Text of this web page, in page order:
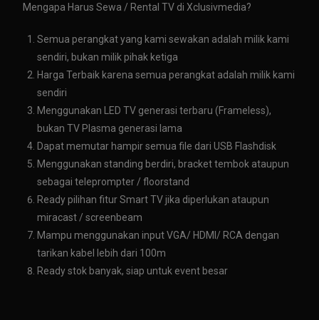
Mengapa Harus Sewa / Rental TV di Xclusivmedia?
Semua perangkat yang kami sewakan adalah milik kami
sendiri, bukan milik pihak ketiga
Harga Terbaik karena semua perangkat adalah milik kami
sendiri
Menggunakan LED TV generasi terbaru (Frameless),
bukan TV Plasma generasi lama
Dapat memutar hampir semua file dari USB Flashdisk
Menggunakan standing berdiri, bracket tembok ataupun
sebagai teleprompter / floorstand
Ready pilihan fitur Smart TV jika diperlukan ataupun
miracast / screenbeam
Mampu menggunakan input VGA/ HDMI/ RCA dengan
tarikan kabel lebih dari 100m
Ready stok banyak, siap untuk event besar